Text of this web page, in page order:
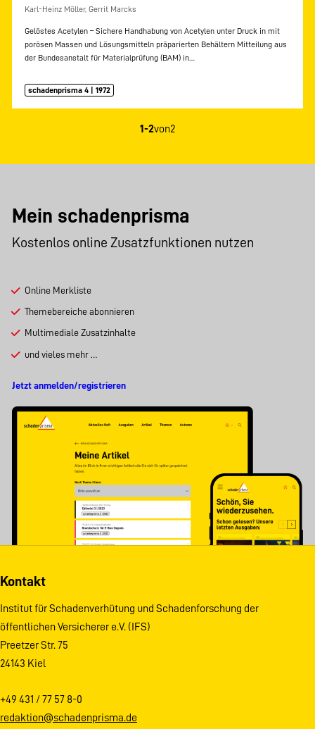
Karl-Heinz Möller, Gerrit Marcks
Gelöstes Acetylen – Sichere Handhabung von Acetylen unter Druck in mit
porösen Massen und Lösungsmitteln präparierten Behältern Mitteilung aus
der Bundesanstalt für Materialprüfung (BAM) in…
schadenprisma 4 | 1972
1-2von2
Mein schadenprisma
Kostenlos online Zusatzfunktionen nutzen
Online Merkliste
Themebereiche abonnieren
Multimediale Zusatzinhalte
und vieles mehr …
Jetzt anmelden/registrieren
Kontakt
Institut für Schadenverhütung und Schadenforschung der
öffentlichen Versicherer e.V. (IFS)
Preetzer Str. 75
24143 Kiel
+49 431 / 77 57 8-0
redaktion@schadenprisma.de